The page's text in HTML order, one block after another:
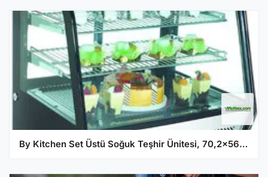
By Kitchen Set Üstü Soğuk Teşhir Ünitesi, 70,2x56,8x68,6 cm, DST 05